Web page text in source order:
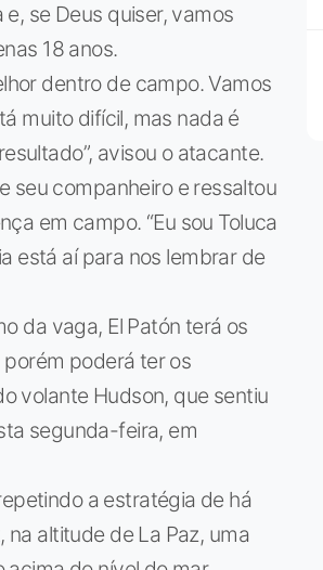
se Deus quiser, vamos
18 anos.
dentro de campo. Vamos
muito difícil, mas nada é
avisou o atacante.
seu companheiro e ressaltou
em campo. “Eu sou Toluca
está aí para nos lembrar de
da vaga, El Patón terá os
poderá ter os
volante Hudson, que sentiu
segunda-feira, em
a estratégia de há
altitude de La Paz, uma